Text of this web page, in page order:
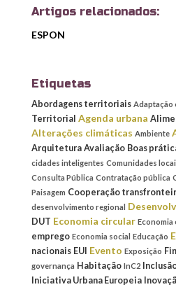
Artigos relacionados:
ESPON
Etiquetas
Abordagens territoriais Adaptação
Territorial Agenda urbana
Alterações climáticas Ambiente
Arquitetura Avaliação Boas
cidades inteligentes Comunidades
Consulta Pública Contratação pública
Paisagem Cooperação
desenvolvimento regional
DUT Economia circular Economia
emprego Economia social Educação
nacionais EUI Evento Exposição
governança Habitação InC2
Iniciativa Urbana Europeia